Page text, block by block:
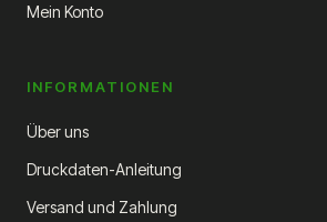
Mein Konto
INFORMATIONEN
Über uns
Druckdaten-Anleitung
Versand und Zahlung